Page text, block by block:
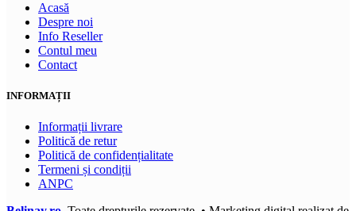
Acasă
Despre noi
Info Reseller
Contul meu
Contact
INFORMAȚII
Informații livrare
Politică de retur
Politică de confidențialitate
Termeni și condiții
ANPC